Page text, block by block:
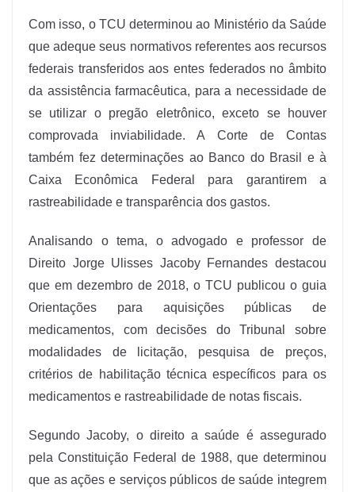
Com isso, o TCU determinou ao Ministério da Saúde
que adeque seus normativos referentes aos recursos
federais transferidos aos entes federados no âmbito
da assistência farmacêutica, para a necessidade de
se utilizar o pregão eletrônico, exceto se houver
comprovada inviabilidade. A Corte de Contas
também fez determinações ao Banco do Brasil e à
Caixa Econômica Federal para garantirem a
rastreabilidade e transparência dos gastos.
Analisando o tema, o advogado e professor de
Direito Jorge Ulisses Jacoby Fernandes destacou
que em dezembro de 2018, o TCU publicou o guia
Orientações para aquisições públicas de
medicamentos, com decisões do Tribunal sobre
modalidades de licitação, pesquisa de preços,
critérios de habilitação técnica específicos para os
medicamentos e rastreabilidade de notas fiscais.
Segundo Jacoby, o direito a saúde é assegurado
pela Constituição Federal de 1988, que determinou
que as ações e serviços públicos de saúde integrem